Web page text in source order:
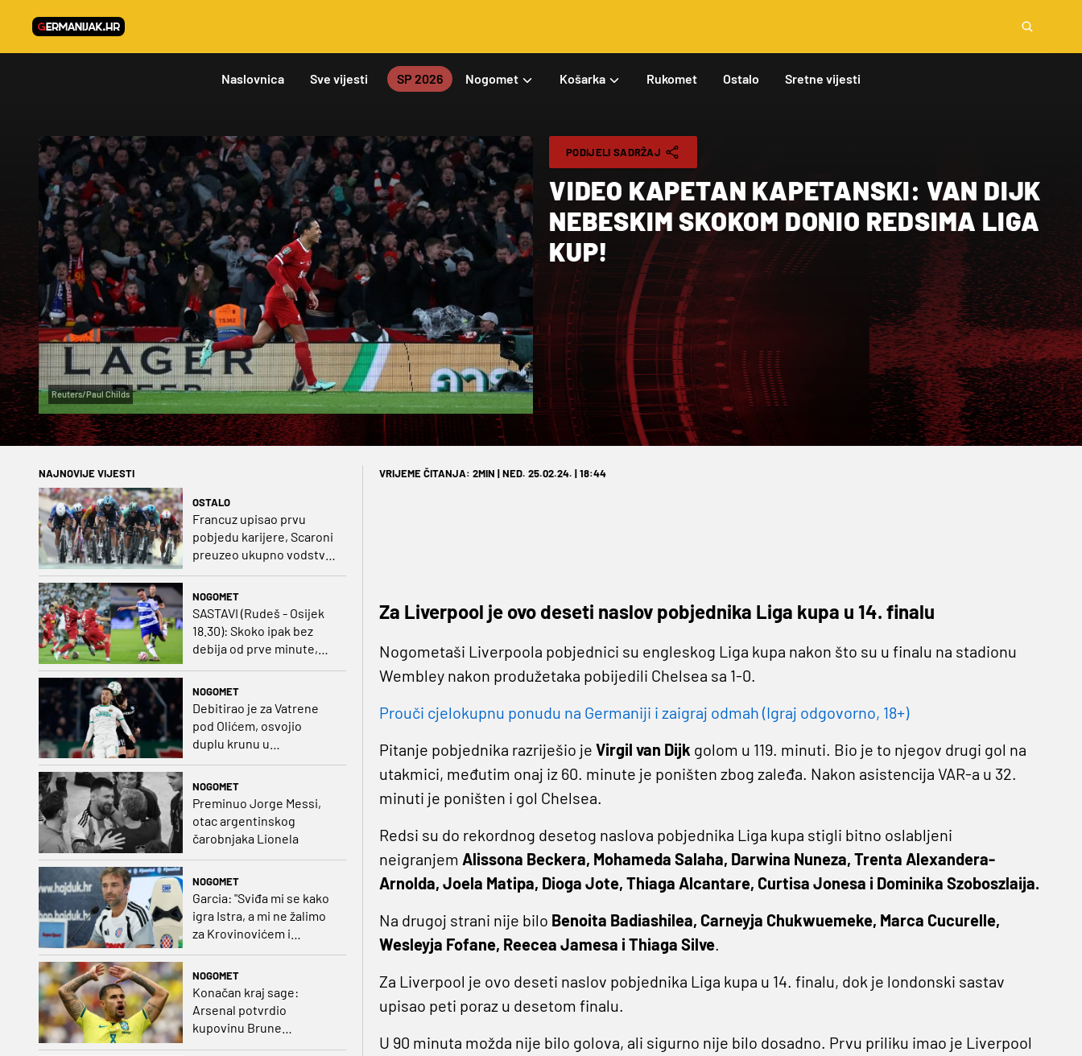
Naslovnica Sve vijesti SP 2026 Nogomet Košarka Rukomet Ostalo Sretne vijesti
Reuters/Paul Childs
PODIJELI SADRŽAJ
VIDEO KAPETAN KAPETANSKI: VAN DIJK
NEBESKIM SKOKOM DONIO REDSIMA LIGA
KUP!
NAJNOVIJE VIJESTI
OSTALO
Francuz upisao prvu
pobjedu karijere, Scaroni
preuzeo ukupno vodstvo
NOGOMET
SASTAVI (Rudeš - Osijek
18.30): Skoko ipak bez
debija od prve minute,
prvo kolo
NOGOMET
Debitirao je za Vatrene
pod Olićem, osvojio
duplu krunu u
Rumunjskoj pa preselio
NOGOMET
Preminuo Jorge Messi,
otac argentinskog
čarobnjaka Lionela
NOGOMET
Garcia: "Sviđa mi se kako
igra Istra, a mi ne žalimo
za Krovinovićem i
NOGOMET
Konačan kraj sage:
Arsenal potvrdio
kupovinu Brune
VRIJEME ČITANJA: 2MIN | NED. 25.02.24. | 18:44
Za Liverpool je ovo deseti naslov pobjednika Liga kupa u 14. finalu
Nogometaši Liverpoola pobjednici su engleskog Liga kupa nakon što su u finalu na stadionu
Wembley nakon produžetaka pobijedili Chelsea sa 1-0.
Prouči cjelokupnu ponudu na Germaniji i zaigraj odmah (Igraj odgovorno, 18+)
Pitanje pobjednika razriješio je Virgil van Dijk golom u 119. minuti. Bio je to njegov drugi gol na
utakmici, međutim onaj iz 60. minute je poništen zbog zaleđa. Nakon asistencija VAR-a u 32.
minuti je poništen i gol Chelsea.
Redsi su do rekordnog desetog naslova pobjednika Liga kupa stigli bitno oslabljeni
neigranjem Alissona Beckera, Mohameda Salaha, Darwina Nuneza, Trenta Alexandera-
Arnolda, Joela Matipa, Dioga Jote, Thiaga Alcantare, Curtisa Jonesa i Dominika Szoboszlaija.
Na drugoj strani nije bilo Benoita Badiashilea, Carneyja Chukwuemeke, Marca Cucurelle,
Wesleyja Fofane, Reecea Jamesa i Thiaga Silve.
Za Liverpool je ovo deseti naslov pobjednika Liga kupa u 14. finalu, dok je londonski sastav
upisao peti poraz u desetom finalu.
U 90 minuta možda nije bilo golova, ali sigurno nije bilo dosadno. Prvu priliku imao je Liverpool